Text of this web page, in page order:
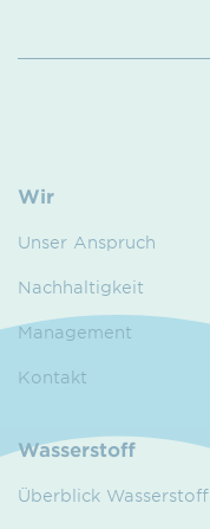
Wir
Unser Anspruch
Nachhaltigkeit
Management
Kontakt
Wasserstoff
Überblick Wasserstoff